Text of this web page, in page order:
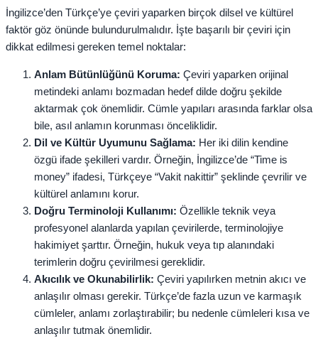
İngilizce’den Türkçe’ye çeviri yaparken birçok dilsel ve kültürel
faktör göz önünde bulundurulmalıdır. İşte başarılı bir çeviri için
dikkat edilmesi gereken temel noktalar:
Anlam Bütünlüğünü Koruma: Çeviri yaparken orijinal
metindeki anlamı bozmadan hedef dilde doğru şekilde
aktarmak çok önemlidir. Cümle yapıları arasında farklar olsa
bile, asıl anlamın korunması önceliklidir.
Dil ve Kültür Uyumunu Sağlama: Her iki dilin kendine
özgü ifade şekilleri vardır. Örneğin, İngilizce’de “Time is
money” ifadesi, Türkçeye “Vakit nakittir” şeklinde çevrilir ve
kültürel anlamını korur.
Doğru Terminoloji Kullanımı: Özellikle teknik veya
profesyonel alanlarda yapılan çevirilerde, terminolojiye
hakimiyet şarttır. Örneğin, hukuk veya tıp alanındaki
terimlerin doğru çevirilmesi gereklidir.
Akıcılık ve Okunabilirlik: Çeviri yapılırken metnin akıcı ve
anlaşılır olması gerekir. Türkçe’de fazla uzun ve karmaşık
cümleler, anlamı zorlaştırabilir; bu nedenle cümleleri kısa ve
anlaşılır tutmak önemlidir.